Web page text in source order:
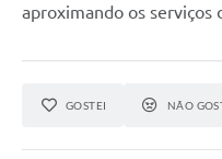
aproximando os serviços
GOSTEI NÃO